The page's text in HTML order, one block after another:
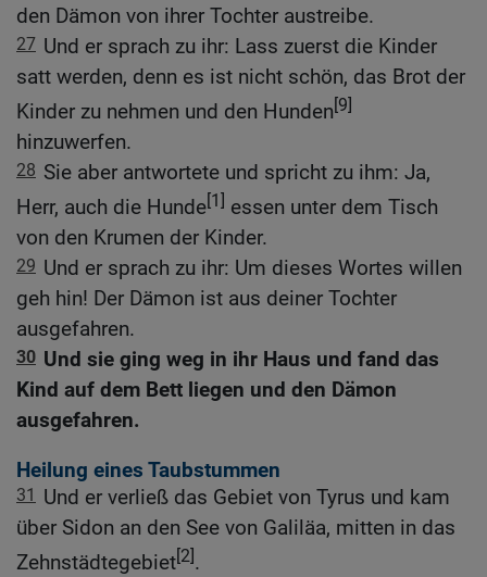
den Dämon von ihrer Tochter austreibe.
27 Und er sprach zu ihr: Lass zuerst die Kinder
satt werden, denn es ist nicht schön, das Brot der
Kinder zu nehmen und den Hunden[9]
hinzuwerfen.
28 Sie aber antwortete und spricht zu ihm: Ja,
Herr, auch die Hunde[1] essen unter dem Tisch
von den Krumen der Kinder.
29 Und er sprach zu ihr: Um dieses Wortes willen
geh hin! Der Dämon ist aus deiner Tochter
ausgefahren.
30 Und sie ging weg in ihr Haus und fand das
Kind auf dem Bett liegen und den Dämon
ausgefahren.
Heilung eines Taubstummen
31 Und er verließ das Gebiet von Tyrus und kam
über Sidon an den See von Galiläa, mitten in das
Zehnstädtegebiet[2].